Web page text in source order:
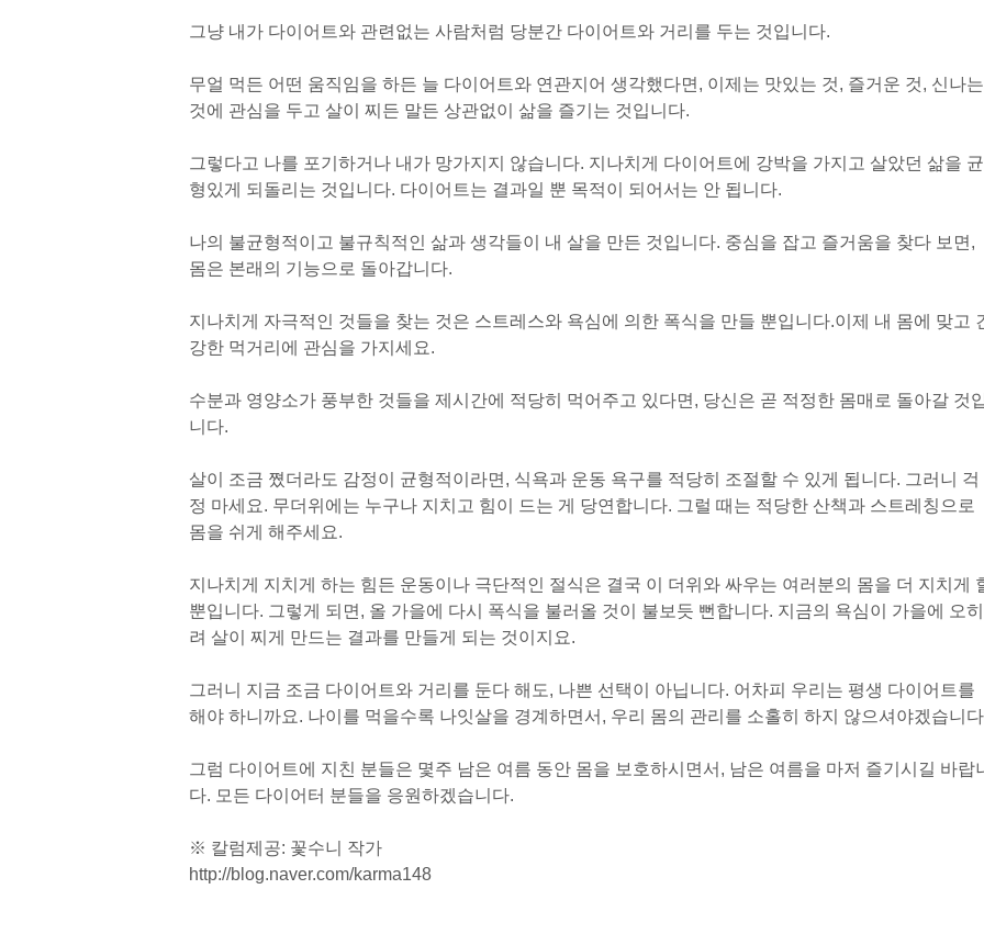
그냥 내가 다이어트와 관련없는 사람처럼 당분간 다이어트와 거리를 두는 것입니다.
무얼 먹든 어떤 움직임을 하든 늘 다이어트와 연관지어 생각했다면, 이제는 맛있는 것, 즐거운 것, 신나는
것에 관심을 두고 살이 찌든 말든 상관없이 삶을 즐기는 것입니다.
그렇다고 나를 포기하거나 내가 망가지지 않습니다. 지나치게 다이어트에 강박을 가지고 살았던 삶을 균
형있게 되돌리는 것입니다. 다이어트는 결과일 뿐 목적이 되어서는 안 됩니다.
나의 불균형적이고 불규칙적인 삶과 생각들이 내 살을 만든 것입니다. 중심을 잡고 즐거움을 찾다 보면,
몸은 본래의 기능으로 돌아갑니다.
지나치게 자극적인 것들을 찾는 것은 스트레스와 욕심에 의한 폭식을 만들 뿐입니다.이제 내 몸에 맞고
강한 먹거리에 관심을 가지세요.
수분과 영양소가 풍부한 것들을 제시간에 적당히 먹어주고 있다면, 당신은 곧 적정한 몸매로 돌아갈 것
니다.
살이 조금 쪘더라도 감정이 균형적이라면, 식욕과 운동 욕구를 적당히 조절할 수 있게 됩니다. 그러니 걱
정 마세요. 무더위에는 누구나 지치고 힘이 드는 게 당연합니다. 그럴 때는 적당한 산책과 스트레칭으로
몸을 쉬게 해주세요.
지나치게 지치게 하는 힘든 운동이나 극단적인 절식은 결국 이 더위와 싸우는 여러분의 몸을 더 지치게
뿐입니다. 그렇게 되면, 올 가을에 다시 폭식을 불러올 것이 불보듯 뻔합니다. 지금의 욕심이 가을에 오히
려 살이 찌게 만드는 결과를 만들게 되는 것이지요.
그러니 지금 조금 다이어트와 거리를 둔다 해도, 나쁜 선택이 아닙니다. 어차피 우리는 평생 다이어트를
해야 하니까요. 나이를 먹을수록 나잇살을 경계하면서, 우리 몸의 관리를 소홀히 하지 않으셔야겠습니
그럼 다이어트에 지친 분들은 몇주 남은 여름 동안 몸을 보호하시면서, 남은 여름을 마저 즐기시길 바랍
다. 모든 다이어터 분들을 응원하겠습니다.
※ 칼럼제공: 꽃수니 작가
http://blog.naver.com/karma148